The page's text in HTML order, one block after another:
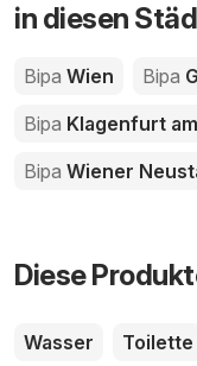
in diesen
Bipa Wien Bipa
Bipa Klagenfurt
Bipa Wiener
Diese
Wasser Toilette